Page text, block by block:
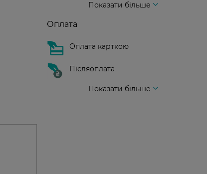
Показати більше
Оплата
Оплата карткою
Післяоплата
Показати більше